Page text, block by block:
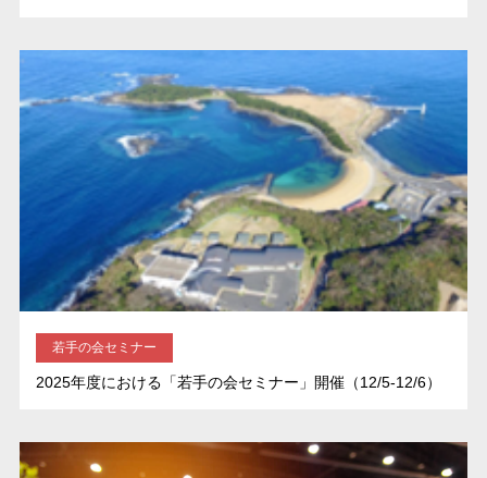
若手の会セミナー
2025年度における「若手の会セミナー」開催（12/5-12/6）